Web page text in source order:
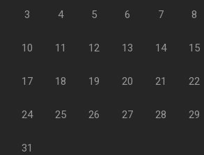
3 4 5 6 7 8
10 11 12 13 14 15
17 18 19 20 21 22
24 25 26 27 28 29
31